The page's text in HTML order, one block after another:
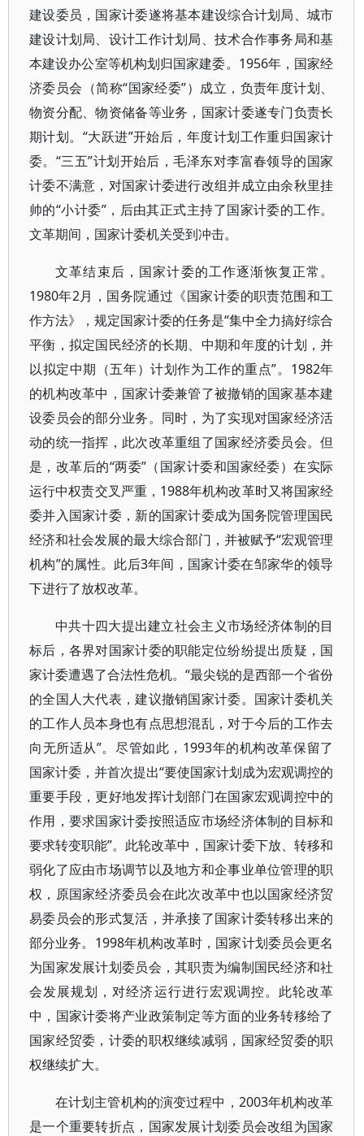
建设委员，国家计委遂将基本建设综合计划局、城市
建设计划局、设计工作计划局、技术合作事务局和基
本建设办公室等机构划归国家建委。1956年，国家经
济委员会（简称“国家经委”）成立，负责年度计划、
物资分配、物资储备等业务，国家计委遂专门负责长
期计划。“大跃进”开始后，年度计划工作重归国家计
委。“三五”计划开始后，毛泽东对李富春领导的国家
计委不满意，对国家计委进行改组并成立由余秋里挂
帅的“小计委”，后由其正式主持了国家计委的工作。
文革期间，国家计委机关受到冲击。
文革结束后，国家计委的工作逐渐恢复正常。
1980年2月，国务院通过《国家计委的职责范围和工
作方法》，规定国家计委的任务是“集中全力搞好综合
平衡，拟定国民经济的长期、中期和年度的计划，并
以拟定中期（五年）计划作为工作的重点”。1982年
的机构改革中，国家计委兼管了被撤销的国家基本建
设委员会的部分业务。同时，为了实现对国家经济活
动的统一指挥，此次改革重组了国家经济委员会。但
是，改革后的“两委”（国家计委和国家经委）在实际
运行中权责交叉严重，1988年机构改革时又将国家经
委并入国家计委，新的国家计委成为国务院管理国民
经济和社会发展的最大综合部门，并被赋予“宏观管理
机构”的属性。此后3年间，国家计委在邹家华的领导
下进行了放权改革。
中共十四大提出建立社会主义市场经济体制的目
标后，各界对国家计委的职能定位纷纷提出质疑，国
家计委遭遇了合法性危机。“最尖锐的是西部一个省份
的全国人大代表，建议撤销国家计委。国家计委机关
的工作人员本身也有点思想混乱，对于今后的工作去
向无所适从”。尽管如此，1993年的机构改革保留了
国家计委，并首次提出“要使国家计划成为宏观调控的
重要手段，更好地发挥计划部门在国家宏观调控中的
作用，要求国家计委按照适应市场经济体制的目标和
要求转变职能”。此轮改革中，国家计委下放、转移和
弱化了应由市场调节以及地方和企事业单位管理的职
权，原国家经济委员会在此次改革中也以国家经济贸
易委员会的形式复活，并承接了国家计委转移出来的
部分业务。1998年机构改革时，国家计划委员会更名
为国家发展计划委员会，其职责为编制国民经济和社
会发展规划，对经济运行进行宏观调控。此轮改革
中，国家计委将产业政策制定等方面的业务转移给了
国家经贸委，计委的职权继续减弱，国家经贸委的职
权继续扩大。
在计划主管机构的演变过程中，2003年机构改革
是一个重要转折点，国家发展计划委员会改组为国家